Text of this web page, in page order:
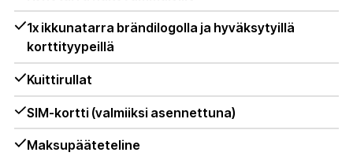
1x ikkunatarra brändilogolla ja hyväksytyillä
korttityypeillä
Kuittirullat
SIM-kortti (valmiiksi asennettuna)
Maksupääteteline